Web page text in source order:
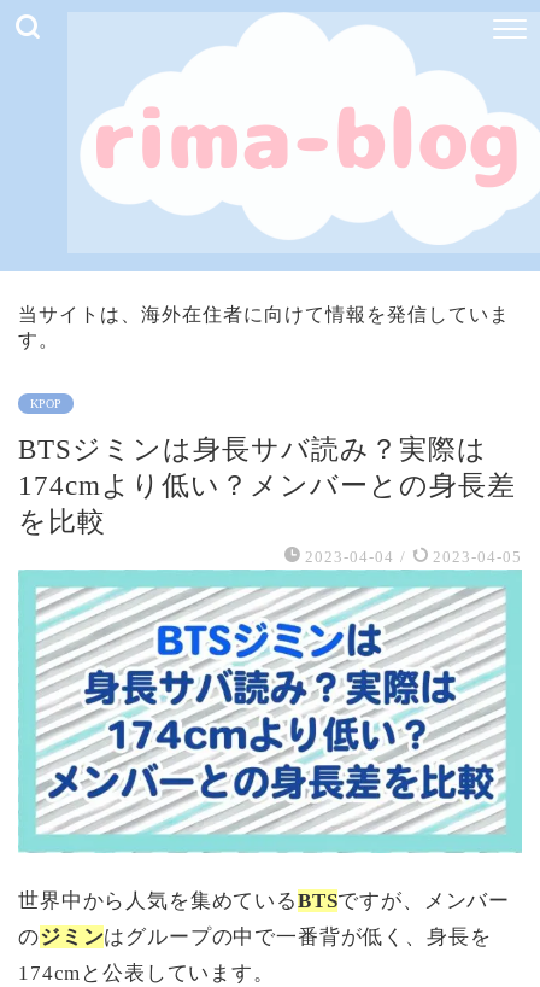
当サイトは、海外在住者に向けて情報を発信していま
す。
KPOP
BTSジミンは身長サバ読み？実際は
174cmより低い？メンバーとの身長差
を比較
2023-04-04 / 2023-04-05
世界中から人気を集めているBTSですが、メンバー
のジミンはグループの中で一番背が低く、身長を
174cmと公表しています。